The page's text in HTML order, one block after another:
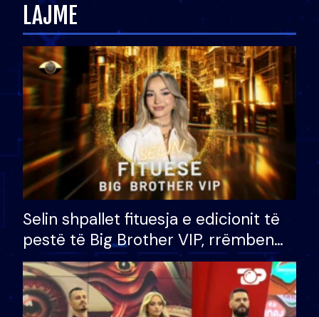
LAJME
Selin shpallet fituesja e edicionit të
pestë të Big Brother VIP, rrëmben
çmimin e madh prej 100 mijë eurosh